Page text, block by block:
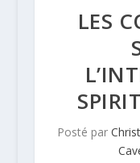
LES
Posté par